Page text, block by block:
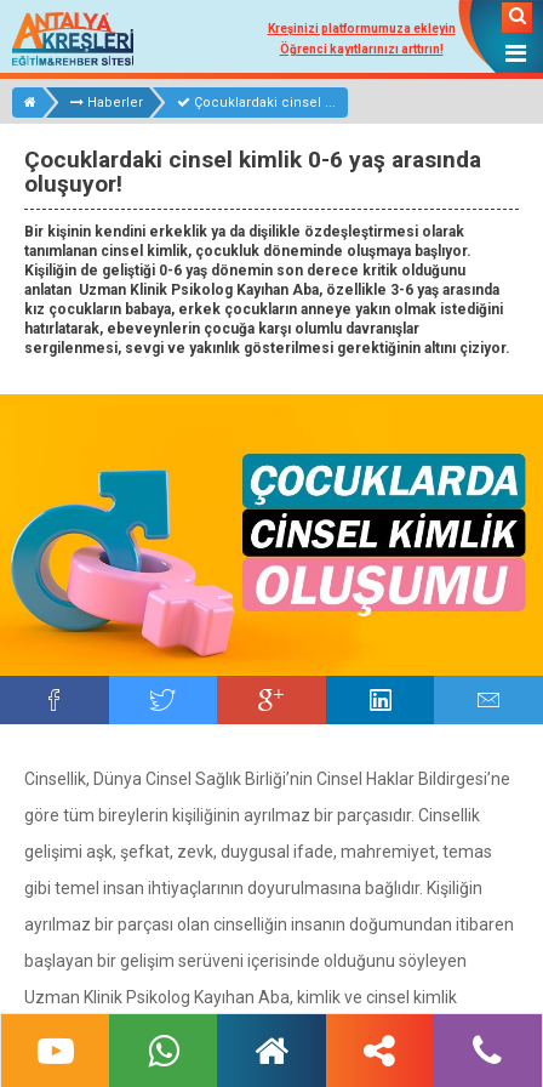
Kreşinizi platformumuza ekleyin
Öğrenci kayıtlarınızı arttırın!
Haberler Çocuklardaki cinsel ...
Çocuklardaki cinsel kimlik 0-6 yaş arasında
oluşuyor!
Bir kişinin kendini erkeklik ya da dişilikle özdeşleştirmesi olarak
tanımlanan cinsel kimlik, çocukluk döneminde oluşmaya başlıyor.
Kişiliğin de geliştiği 0-6 yaş dönemin son derece kritik olduğunu
anlatan Uzman Klinik Psikolog Kayıhan Aba, özellikle 3-6 yaş arasında
kız çocukların babaya, erkek çocukların anneye yakın olmak istediğini
hatırlatarak, ebeveynlerin çocuğa karşı olumlu davranışlar
sergilenmesi, sevgi ve yakınlık gösterilmesi gerektiğinin altını çiziyor.
Cinsellik, Dünya Cinsel Sağlık Birliği’nin Cinsel Haklar Bildirgesi’ne
göre tüm bireylerin kişiliğinin ayrılmaz bir parçasıdır. Cinsellik
gelişimi aşk, şefkat, zevk, duygusal ifade, mahremiyet, temas
gibi temel insan ihtiyaçlarının doyurulmasına bağlıdır. Kişiliğin
ayrılmaz bir parçası olan cinselliğin insanın doğumundan itibaren
başlayan bir gelişim serüveni içerisinde olduğunu söyleyen
Uzman Klinik Psikolog Kayıhan Aba, kimlik ve cinsel kimlik
kavramlarını ise şöyle açıklıyor: “Kimliği bir insanın kim olduğu ve
onun kişiliğine ilişkin özellikler olarak tanımlayabiliriz. Cinsel kimlik